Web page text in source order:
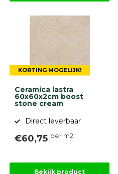
KORTING MOGELIJK!
Ceramica lastra
60x60x2cm boost
stone cream
Direct leverbaar
€60,75 per m2
Bekijk product